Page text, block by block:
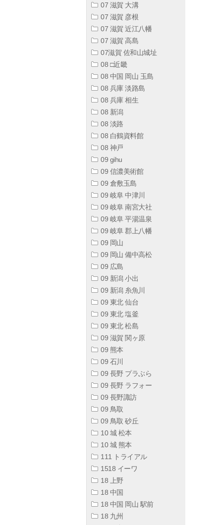
07 滋賀 大溝
07 滋賀 彦根
07 滋賀 近江八幡
07 滋賀 高島
07滋賀 佐和山城址
08 □近畿
08 中国 岡山 玉島
08 兵庫 淡路島
08 兵庫 相生
08 新潟
08 淡路
08 白鶴資料館
08 神戸
09 gihu
09 信濃美術館
09 倉敷玉島
09 岐阜 中津川
09 岐阜 南宮大社
09 岐阜 平湯温泉
09 岐阜 郡上八幡
09 岡山
09 岡山 備中高松
09 広島
09 新潟 小出
09 新潟 糸魚川
09 東北 仙台
09 東北 塩釜
09 東北 松島
09 滋賀 関ヶ原
09 熊本
09 石川
09 長野 プラぶら
09 長野 ラフォー
09 長野諏訪
09 鳥取
09 鳥取 砂丘
10 城 松本
10 城 熊本
111 トライアル
1518 イーワ
18 上野
18 中国
18 中国 岡山 駅前
18 九州